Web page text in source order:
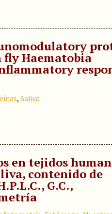
Haematobia
, Saliva
en tejidos
contenido de
G.C.,